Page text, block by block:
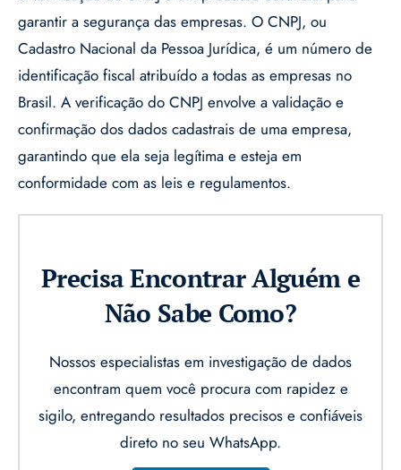
garantir a segurança das empresas. O CNPJ, ou
Cadastro Nacional da Pessoa Jurídica, é um número de
identificação fiscal atribuído a todas as empresas no
Brasil. A verificação do CNPJ envolve a validação e
confirmação dos dados cadastrais de uma empresa,
garantindo que ela seja legítima e esteja em
conformidade com as leis e regulamentos.
Precisa Encontrar Alguém e
Não Sabe Como?
Nossos especialistas em investigação de dados
encontram quem você procura com rapidez e
sigilo, entregando resultados precisos e confiáveis
direto no seu WhatsApp.